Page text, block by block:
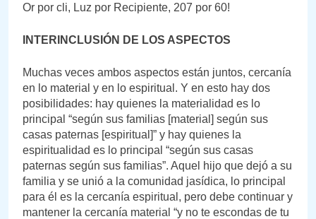
Or por cli, Luz por Recipiente, 207 por 60!
INTERINCLUSIÓN DE LOS ASPECTOS
Muchas veces ambos aspectos están juntos, cercanía
en lo material y en lo espiritual. Y en esto hay dos
posibilidades: hay quienes la materialidad es lo
principal “según sus familias [material] según sus
casas paternas [espiritual]” y hay quienes la
espiritualidad es lo principal “según sus casas
paternas según sus familias”. Aquel hijo que dejó a su
familia y se unió a la comunidad jasídica, lo principal
para él es la cercanía espiritual, pero debe continuar y
mantener la cercanía material “y no te escondas de tu